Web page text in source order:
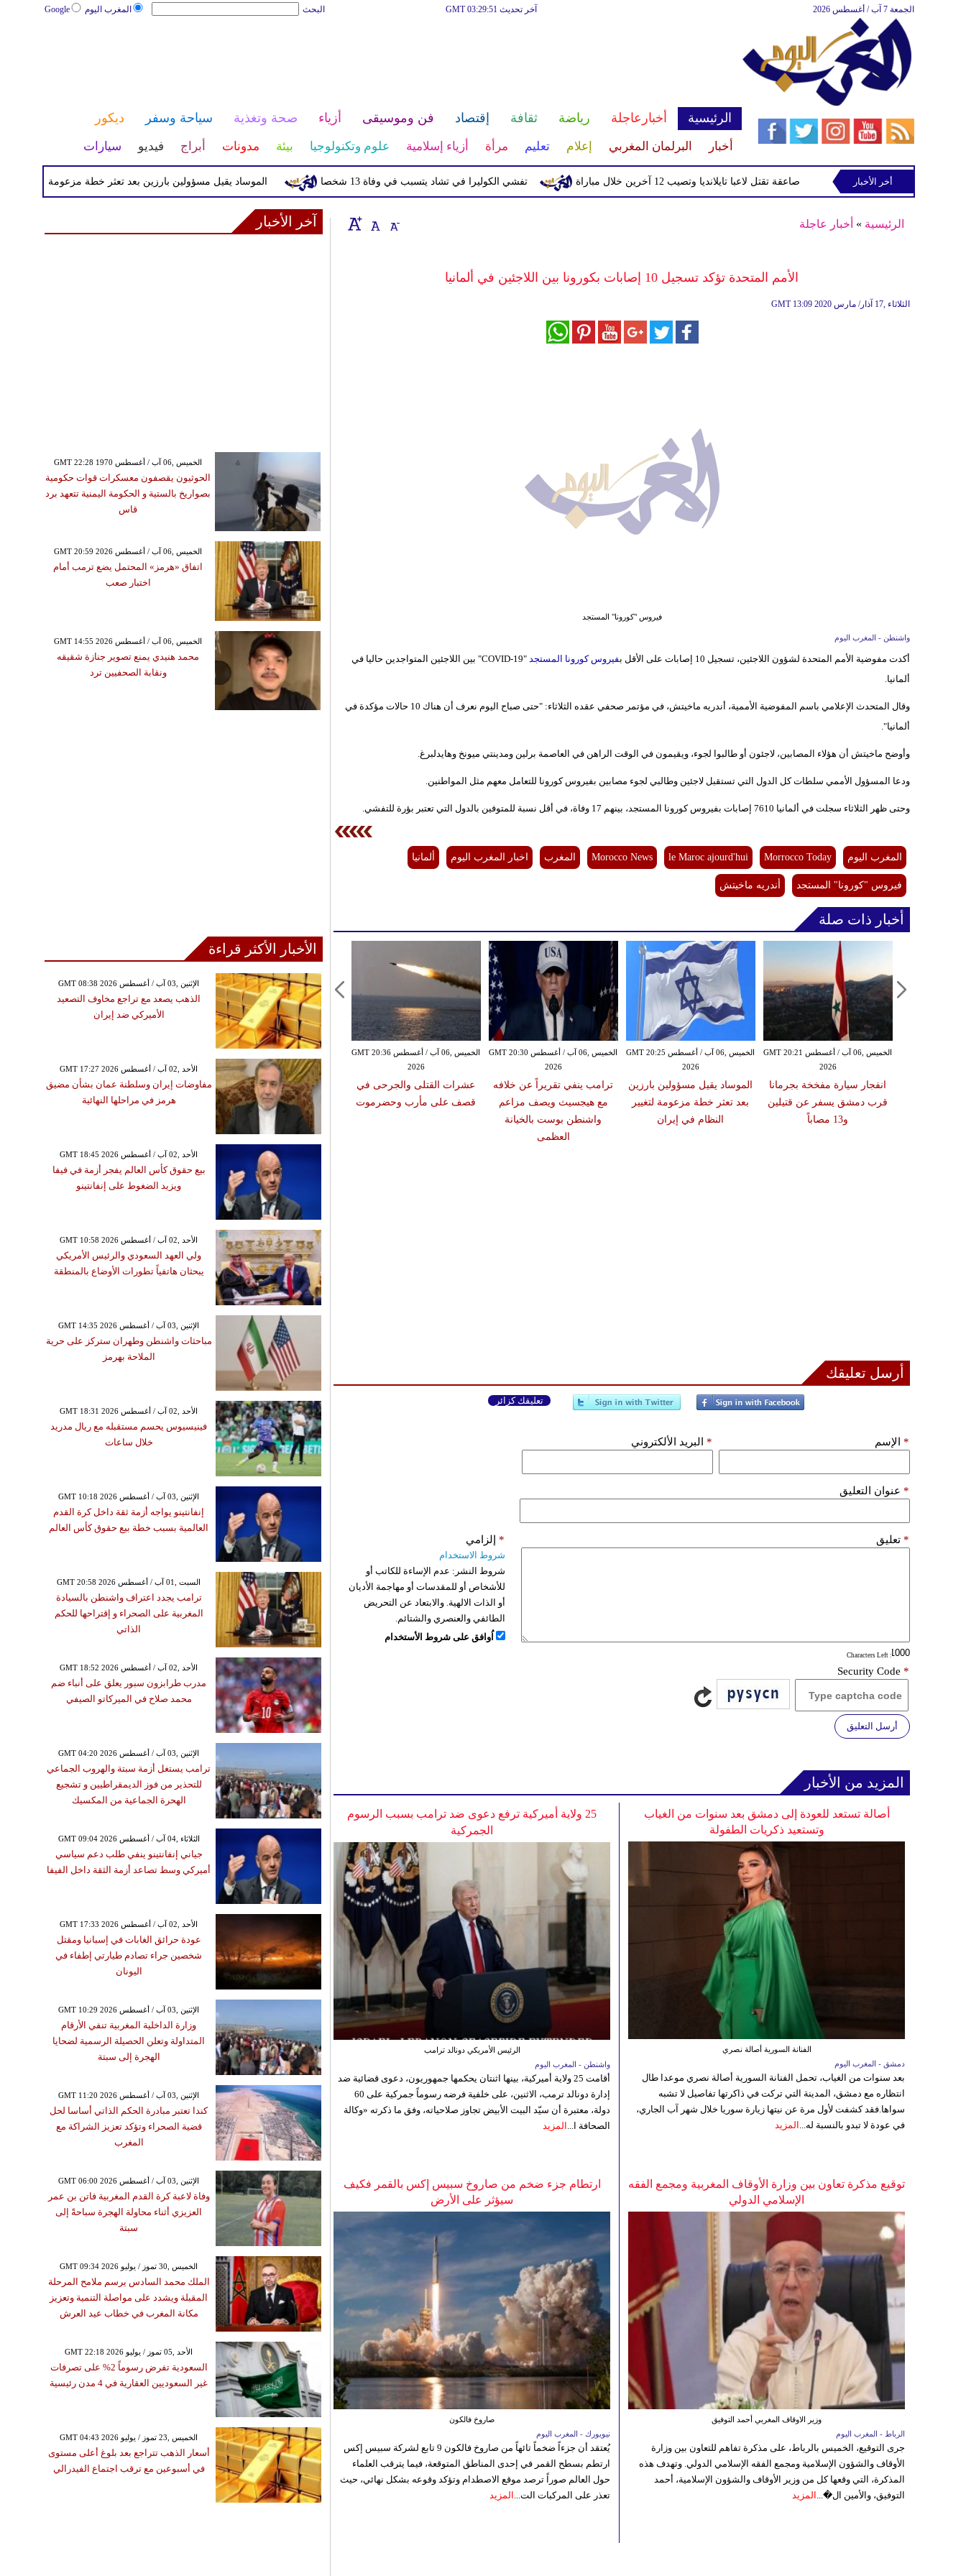
المغرب اليوم Google البحث آخر تحديث GMT 03:29:51 الجمعة 7 آب / أغسطس 2026
الرئيسية أخبارعاجلة رياضة ثقافة إقتصاد فن وموسيقى أزياء صحة وتغذية سياحة وسفر ديكور
أخبار البرلمان المغربي إعلام تعليم مرأة أزياء إسلامية علوم وتكنولوجيا بيئة مدونات أبراج فيديو سيارات
الموساد يقيل مسؤولين بارزين بعد تعثر خطة مزعومة لتغيير النظام في تفشي الكوليرا في تشاد يتسبب في وفاة 13 شخصا صاعقة تقتل لاعبا تايلانديا وتصيب 12 آخرين خلال مباراة أخر الأخبار
الرئيسية » أخبار عاجلة
الأمم المتحدة تؤكد تسجيل 10 إصابات بكورونا بين اللاجئين في ألمانيا
GMT 13:09 2020 الثلاثاء ,17 آذار/ مارس
فيروس "كورونا" المستجد
واشنطن - المغرب اليوم
أكدت مفوضية الأمم المتحدة لشؤون اللاجئين، تسجيل 10 إصابات على الأقل ب فيروس كورونا المستجد
"COVID-19" بين اللاجئين المتواجدين حاليا في
ألمانيا.
وقال المتحدث الإعلامي باسم المفوضية الأممية، أندريه ماخيتش، في مؤتمر صحفي عقده الثلاثاء: "حتى صباح اليوم نعرف أن هناك 10 حالات مؤكدة في
ألمانيا".
وأوضح ماخيتش أن هؤلاء المصابين، لاجئون أو طالبوا لجوء، ويقيمون في الوقت الراهن في العاصمة برلين ومدينتي ميونخ وهايدلبرغ.
ودعا المسؤول الأممي سلطات كل الدول التي تستقبل لاجئين وطالبي لجوء مصابين بفيروس كورونا للتعامل معهم مثل المواطنين.
وحتى ظهر الثلاثاء سجلت في ألمانيا 7610 إصابات بفيروس كورونا المستجد، بينهم 17 وفاة، في أقل نسبة للمتوفين بالدول التي تعتبر بؤرة للتفشي.
المغرب اليوم Morrocco Today
le Maroc ajourd'hui
Morocco News المغرب اخبار المغرب اليوم ألمانيا
فيروس "كورونا" المستجد أندريه ماخيتش
أخبار ذات صلة
2026
ارتفاع إصابات اقتحام مخيم
قلنديا إلى 16 وسط عرقلة
الاحتلال الإسرائيلي لعمل
طواقم الإسعاف
الخميس ,06 آب / أغسطس GMT 20:36
2026
عشرات القتلى والجرحى في
قصف على مأرب وحضرموت
الخميس ,06 آب / أغسطس GMT 20:30
2026
ترامب ينفي تقريراً عن خلافه
مع هيجسيث ويصف مزاعم
واشنطن بوست بالخيانة
العظمى
الخميس ,06 آب / أغسطس GMT 20:25
2026
الموساد يقيل مسؤولين بارزين
بعد تعثر خطة مزعومة لتغيير
النظام في إيران
الخميس ,06 آب / أغسطس GMT 20:21
2026
انفجار سيارة مفخخة بجرمانا
قرب دمشق يسفر عن قتيلين
و13 مصاباً
أرسل تعليقك
تعليقك كزائر
الإسم * البريد الألكتروني *
عنوان التعليق *
تعليق *
: Characters Left
إلزامي *
شروط الاستخدام
شروط النشر: عدم الإساءة للكاتب أو
للأشخاص أو للمقدسات أو مهاجمة الأديان
أو الذات الالهية. والابتعاد عن التحريض
الطائفي والعنصري والشتائم.
اُوافق على شروط الأستخدام
Security Code *
أرسل التعليق
المزيد من الأخبار
25 ولاية أميركية ترفع دعوى ضد ترامب بسبب الرسوم
الجمركية
الرئيس الأمريكي دونالد ترامب
واشنطن - المغرب اليوم
أقامت 25 ولاية أميركية، بينها اثنتان يحكمها جمهوريون، دعوى قضائية ضد
إدارة دونالد ترمب، الاثنين، على خلفية فرضه رسوماً جمركية على 60
دولة، معتبرة أن سيّد البيت الأبيض تجاوز صلاحياته، وفق ما ذكرته «وكالة
الصحافة ا... المزيد
أصالة تستعد للعودة إلى دمشق بعد سنوات من الغياب
وتستعيد ذكريات الطفولة
الفنانة السورية أصالة نصري
دمشق - المغرب اليوم
بعد سنوات من الغياب، تحمل الفنانة السورية أصالة نصري موعدا طال
انتظاره مع دمشق، المدينة التي تركت في ذاكرتها تفاصيل لا تشبه
سواها.فقد كشفت لأول مرة عن نيتها زيارة سوريا خلال شهر آب الجاري،
في عودة لا تبدو بالنسبة له... المزيد
ارتطام جزء ضخم من صاروخ سبيس إكس بالقمر فكيف
سيؤثر على الأرض
صاروخ فالكون
نيويورك - المغرب اليوم
يُعتقد أن جزءاً ضخماً تائهاً من صاروخ فالكون 9 تابع لشركة سبيس إكس
ارتطم بسطح القمر في إحدى المناطق المتوقعة، فيما يترقب العلماء
حول العالم صوراً ترصد موقع الاصطدام وتؤكد وقوعه بشكل نهائي، حيث
تعذر على المركبات الت... المزيد
توقيع مذكرة تعاون بين وزارة الأوقاف المغربية ومجمع الفقه
الإسلامي الدولي
وزير الاوقاف المغربي أحمد التوفيق
الرباط - المغرب اليوم
جرى التوقيع، الخميس بالرباط، على مذكرة تفاهم للتعاون بين وزارة
الأوقاف والشؤون الإسلامية ومجمع الفقه الإسلامي الدولي. وتهدف هذه
المذكرة، التي وقعها كل من وزير الأوقاف والشؤون الإسلامية، أحمد
التوفيق، والأمين ال�... المزيد
آخر الأخبار
GMT 22:28 1970 الخميس ,06 آب / أغسطس
الحوثيون يقصفون معسكرات قوات حكومية
بصواريخ بالستية و الحكومة اليمنية تتعهد برد
قاس
GMT 20:59 2026 الخميس ,06 آب / أغسطس
اتفاق «هرمز» المحتمل يضع ترمب أمام
اختبار صعب
GMT 14:55 2026 الخميس ,06 آب / أغسطس
محمد هنيدي يمنع تصوير جنازة شقيقه
ونقابة الصحفيين ترد
الأخبار الأكثر قراءة
GMT 08:38 2026 الإثنين ,03 آب / أغسطس
الذهب يصعد مع تراجع مخاوف التصعيد
الأميركي ضد إيران
GMT 17:27 2026 الأحد ,02 آب / أغسطس
مفاوضات إيران وسلطنة عمان بشأن مضيق
هرمز في مراحلها النهائية
GMT 18:45 2026 الأحد ,02 آب / أغسطس
بيع حقوق كأس العالم يفجر أزمة في فيفا
ويزيد الضغوط على إنفانتينو
GMT 10:58 2026 الأحد ,02 آب / أغسطس
ولي العهد السعودي والرئيس الأمريكي
يبحثان هاتفياً تطورات الأوضاع بالمنطقة
GMT 14:35 2026 الإثنين ,03 آب / أغسطس
مباحثات واشنطن وطهران ستركز على حرية
الملاحة بهرمز
GMT 18:31 2026 الأحد ,02 آب / أغسطس
فينيسيوس يحسم مستقبله مع ريال مدريد
خلال ساعات
GMT 10:18 2026 الإثنين ,03 آب / أغسطس
إنفانتينو يواجه أزمة ثقة داخل كرة القدم
العالمية بسبب خطة بيع حقوق كأس العالم
GMT 20:58 2026 السبت ,01 آب / أغسطس
ترامب يجدد اعتراف واشنطن بالسيادة
المغربية على الصحراء و إقتراحها للحكم
الذاتي
GMT 18:52 2026 الأحد ,02 آب / أغسطس
مدرب طرابزون سبور يعلق على أنباء ضم
محمد صلاح في الميركاتو الصيفي
GMT 04:20 2026 الإثنين ,03 آب / أغسطس
ترامب يستغل أزمة سبتة والهروب الجماعي
للتحذير من فوز الديمقراطيين و تشجيع
الهحرة الجماعية من المكسيك
GMT 09:04 2026 الثلاثاء ,04 آب / أغسطس
جياني إنفانتينو ينفي طلب دعم سياسي
أميركي وسط تصاعد أزمة الثقة داخل الفيفا
GMT 17:33 2026 الأحد ,02 آب / أغسطس
عودة حرائق الغابات في إسبانيا ومقتل
شخصين جراء تصادم طيارتي إطفاء في
اليونان
GMT 10:29 2026 الإثنين ,03 آب / أغسطس
وزارة الداخلية المغربية تنفي الأرقام
المتداولة وتعلن الحصيلة الرسمية لضحايا
الهجرة إلى سبتة
GMT 11:20 2026 الإثنين ,03 آب / أغسطس
كندا تعتبر مبادرة الحكم الذاتي أساسا لحل
قضية الصحراء وتؤكد تعزيز الشراكة مع
المغرب
GMT 06:00 2026 الإثنين ,03 آب / أغسطس
وفاة لاعبة كرة القدم المغربية فاتن بن عمر
العزيزي أثناء محاولة الهجرة سباحةً إلى
سبتة
GMT 09:34 2026 الخميس ,30 تموز / يوليو
الملك محمد السادس يرسم ملامح المرحلة
المقبلة ويشدد على مواصلة التنمية وتعزيز
مكانة المغرب في خطاب عيد العرش
GMT 22:18 2026 الأحد ,05 تموز / يوليو
السعودية تفرض رسوماً 2% على تصرفات
غير السعوديين العقارية في 4 مدن رئيسية
GMT 04:43 2026 الخميس ,23 تموز / يوليو
أسعار الذهب تتراجع بعد بلوغ أعلى مستوى
في أسبوعين مع ترقب اجتماع الفيدرالي